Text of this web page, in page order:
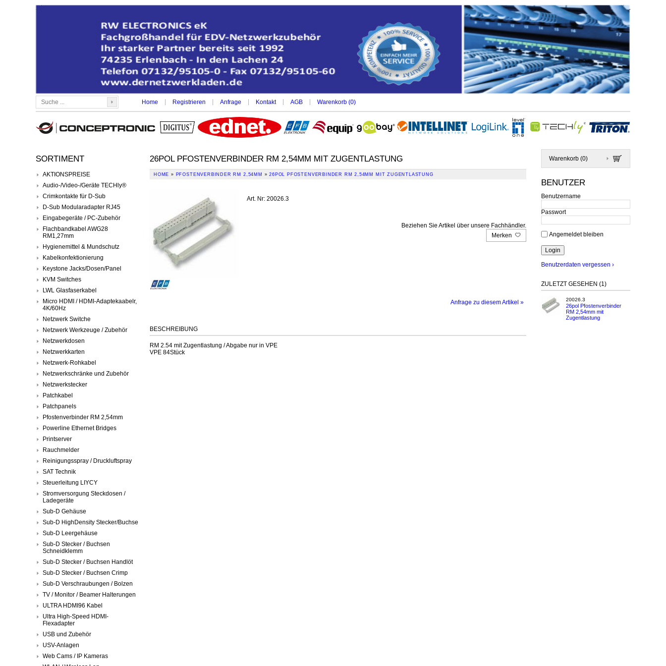
Home Registrieren Anfrage Kontakt AGB Warenkorb (0)
Warenkorb (0)
BENUTZER
Benutzername
Passwort
Angemeldet bleiben
Benutzerdaten vergessen ›
ZULETZT GESEHEN (1)
20026.3
26pol Pfostenverbinder
RM 2,54mm mit
Zugentlastung
SORTIMENT
AKTIONSPREISE
Audio-/Video-/Geräte TECHly®
Crimkontakte für D-Sub
D-Sub Modularadapter RJ45
Eingabegeräte / PC-Zubehör
Flachbandkabel AWG28
RM1,27mm
Hygienemittel & Mundschutz
Kabelkonfektionierung
Keystone Jacks/Dosen/Panel
KVM Switches
LWL Glasfaserkabel
Micro HDMI / HDMI-Adaptekaabelr,
4K/60Hz
Netzwerk Switche
Netzwerk Werkzeuge / Zubehör
Netzwerkdosen
Netzwerkkarten
Netzwerk-Rohkabel
Netzwerkschränke und Zubehör
Netzwerkstecker
Patchkabel
Patchpanels
Pfostenverbinder RM 2,54mm
Powerline Ethernet Bridges
Printserver
Rauchmelder
Reinigungsspray / Druckluftspray
SAT Technik
Steuerleitung LIYCY
Stromversorgung Steckdosen /
Ladegeräte
Sub-D Gehäuse
Sub-D HighDensity Stecker/Buchse
Sub-D Leergehäuse
Sub-D Stecker / Buchsen
Schneidklemm
Sub-D Stecker / Buchsen Handlöt
Sub-D Stecker / Buchsen Crimp
Sub-D Verschraubungen / Bolzen
TV / Monitor / Beamer Halterungen
ULTRA HDMI96 Kabel
Ultra High-Speed HDMI-
Flexadapter
USB und Zubehör
USV-Anlagen
Web Cams / IP Kameras
26POL PFOSTENVERBINDER RM 2,54MM MIT ZUGENTLASTUNG
HOME » PFOSTENVERBINDER RM 2,54MM »26POL PFOSTENVERBINDER RM 2,54MM MIT ZUGENTLASTUNG
Art. Nr: 20026.3
Beziehen Sie Artikel über unsere Fachhändler.
Merken
Anfrage zu diesem Artikel »
BESCHREIBUNG
RM 2.54 mit Zugentlastung / Abgabe nur in VPE
VPE 84Stück